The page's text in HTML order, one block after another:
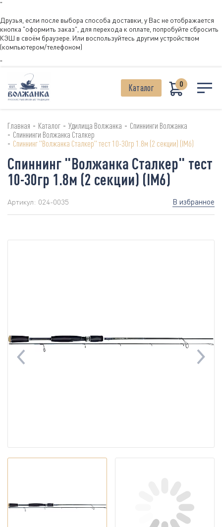
"
Друзья, если после выбора способа доставки, у Вас не отображается
кнопка "оформить заказ", для перехода к оплате, попробуйте сбросить
КЭШ в своём браузере. Или воспользуйтесь другим устройством
(компьютером/телефоном)
"
Каталог 0
Главная - Каталог - Удилища Волжанка - Спиннинги Волжанка
- Спиннинги Волжанка Сталкер
- Спиннинг "Волжанка Сталкер" тест 10-30гр 1.8м (2 секции) (IM6)
Спиннинг "Волжанка Сталкер" тест
10-30гр 1.8м (2 секции) (IM6)
Артикул: 024-0035 В избранное